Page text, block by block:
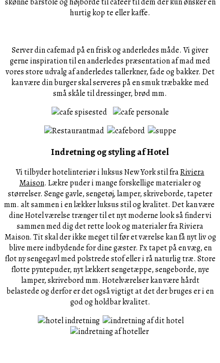
hurtig kop te eller kaffe.
Server din cafemad på en frisk og anderledes måde. Vi giver
gerne inspiration til en anderledes præsentation af mad med
vores store udvalg af anderledes tallerkner, fade og bakker. Det
kan være din burger skal serveres på en smuk træbakke med
små skåle til dressinger, brød mm.
Indretning og styling af Hotel
Vi tilbyder hotelinteriør i luksus New York stil fraRiviera
Maison. Lækre puder i mange forskellige materialer og
størrelser. Senge gavle, sengetøj, lamper, skriveborde, tapeter
mm. alt sammen i en lækker luksus stil og kvalitet. Det kan være
dine Hotel værelse trænger til et nyt moderne look så finder vi
sammen med dig det rette look og materialer fra Riviera
Maison. Tit skal der ikke meget til før et værelse kan få nyt liv og
blive mere indbydende for dine gæster. Fx tapet på en væg, en
flot ny sengegavl med polstrede stof eller i rå naturlig træ. Store
flotte pyntepuder, nyt lækkert sengetæppe, sengeborde, nye
lamper, skrivebord mm. Hotelværelser kan være hårdt
belastede og derfor er det også vigtigt at det der bruges er i en
god og holdbar kvalitet.